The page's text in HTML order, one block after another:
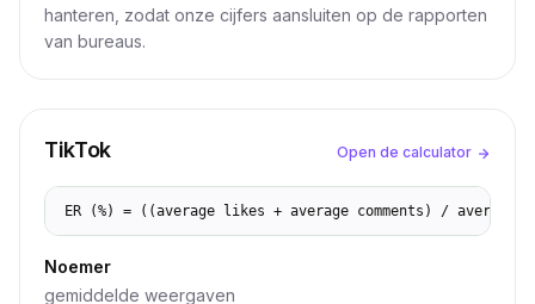
hanteren, zodat onze cijfers aansluiten op de rapporten
van bureaus.
TikTok Open de calculator
ER (%) = ((average likes + average comments) / average
Noemer
gemiddelde weergaven